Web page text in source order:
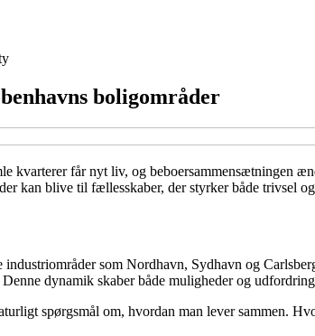
boligområder
får nyt liv, og beboersammensætningen
kan blive til fællesskaber, der styrker både trivsel
som Nordhavn, Sydhavn og
dynamik skaber både muligheder og
spørgsmål om, hvordan man lever sammen.